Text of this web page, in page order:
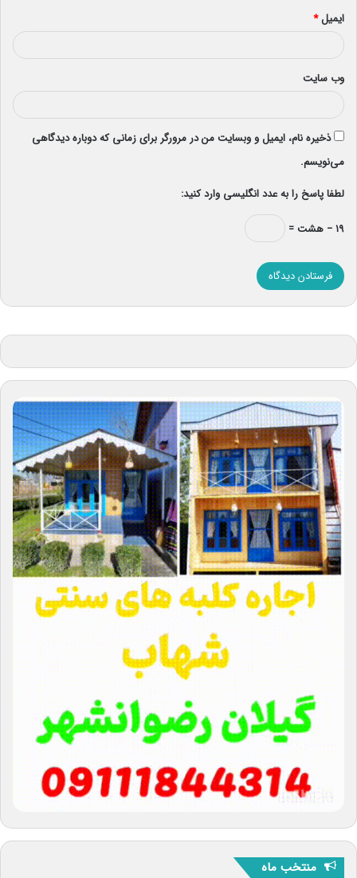
ایمیل*
وب‌ سایت
ذخیره نام، ایمیل و وبسایت من در مرورگر برای زمانی که دوباره دیدگاهی
می‌نویسم.
لطفا پاسخ را به عدد انگلیسی وارد کنید:
۱۹ − هشت =
منتخب ماه